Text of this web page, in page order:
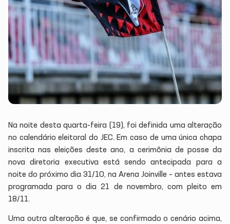
Na noite desta quarta-feira (19), foi definida uma alteração
no calendário eleitoral do JEC. Em caso de uma única chapa
inscrita nas eleições deste ano, a cerimônia de posse da
nova diretoria executiva está sendo antecipada para a
noite do próximo dia 31/10, na Arena Joinville – antes estava
programada para o dia 21 de novembro, com pleito em
18/11.
Uma outra alteração é que, se confirmado o cenário acima,